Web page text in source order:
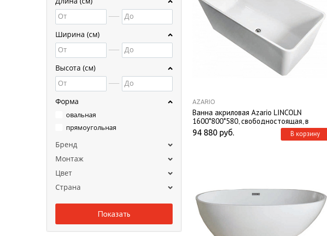
От
До
Ширина (см)
От
До
Высота (см)
От
До
Форма
овальная
прямоугольная
Бренд
Монтаж
Цвет
Страна
AZARIO
Ванна акриловая Azario LINCOLN
1600*800*580, свободностоящая, в
комплекте с сифоном и металлической
рамой
94 880 руб. В корзину